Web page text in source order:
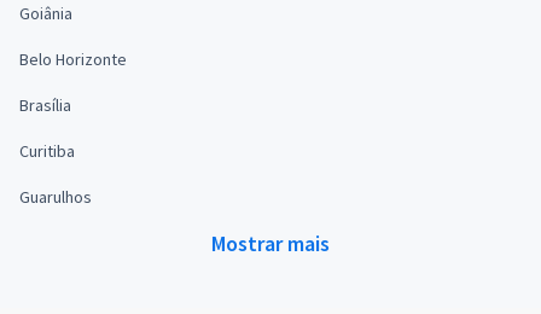
Goiânia
Belo Horizonte
Brasília
Curitiba
Guarulhos
Mostrar mais